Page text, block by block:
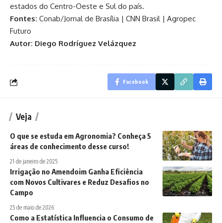
estados do Centro-Oeste e Sul do país.
Fontes: Conab/Jornal de Brasília | CNN Brasil| Agropec
Futuro
Autor: Diego Rodríguez Velázquez
Facebook
Veja
O que se estuda em Agronomia? Conheça 5
áreas de conhecimento desse curso!
21 de janeiro de 2025
Irrigação no Amendoim Ganha Eficiência
com Novos Cultivares e Reduz Desafios no
Campo
25 de maio de 2026
Como a Estatística Influencia o Consumo de